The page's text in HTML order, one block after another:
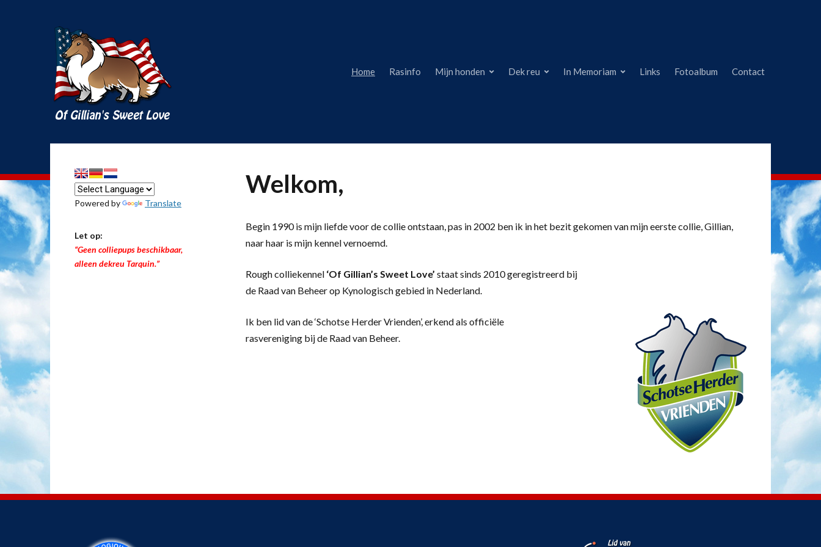
Home Rasinfo Mijn honden Dek reu In Memoriam Links Fotoalbum Contact
Welkom,
Begin 1990 is mijn liefde voor de collie ontstaan, pas in 2002 ben ik in het bezit gekomen van mijn eerste collie, Gillian,
naar haar is mijn kennel vernoemd.
Rough colliekennel ‘Of Gillian’s Sweet Love’ staat sinds 2010 geregistreerd bij
de Raad van Beheer op Kynologisch gebied in Nederland.
Ik ben lid van de ‘Schotse Herder Vrienden’, erkend als officiële
rasvereniging bij de Raad van Beheer.
Powered by Translate
Let op:
“Geen colliepups beschikbaar,
alleen dekreu Tarquin.”